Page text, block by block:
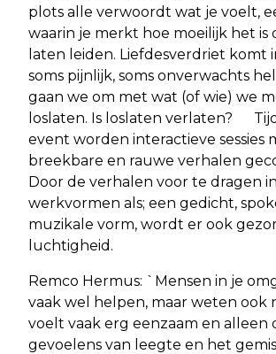
plots alle verwoordt wat je voelt,
waarin je merkt hoe moeilijk het is
laten leiden. Liefdesverdriet komt
soms pijnlijk, soms onverwachts
gaan we om met wat (of wie) we
loslaten. Is loslaten verlaten?
event worden interactieve sessies
breekbare en rauwe verhalen
Door de verhalen voor te dragen
werkvormen als; een gedicht,
muzikale vorm, wordt er ook
luchtigheid.
Remco Hermus: `Mensen in je
vaak wel helpen, maar weten ook
voelt vaak erg eenzaam en alleen
gevoelens van leegte en het